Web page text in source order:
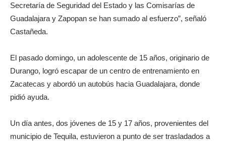
Secretaría de Seguridad del Estado y las Comisarías de
Guadalajara y Zapopan se han sumado al esfuerzo”, señaló
Castañeda.
El pasado domingo, un adolescente de 15 años, originario de
Durango, logró escapar de un centro de entrenamiento en
Zacatecas y abordó un autobús hacia Guadalajara, donde
pidió ayuda.
Un día antes, dos jóvenes de 15 y 17 años, provenientes del
municipio de Tequila, estuvieron a punto de ser trasladados a